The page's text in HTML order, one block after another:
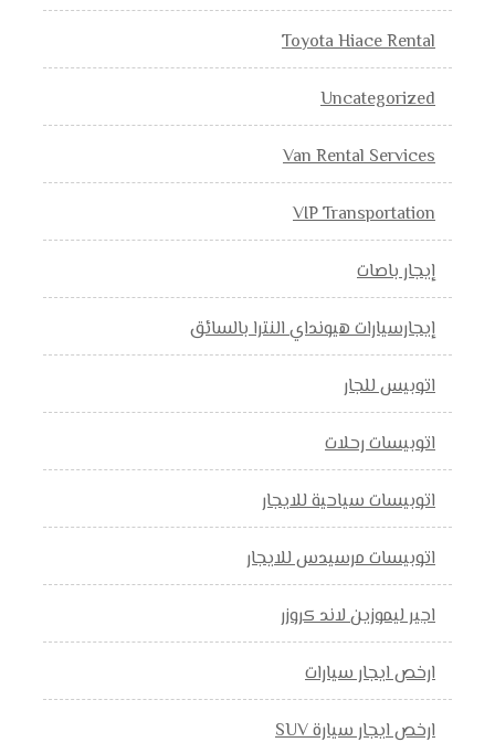
Toyota Hiace Rental
Uncategorized
Van Rental Services
VIP Transportation
إيجار باصات
إيجارسيارات هيونداي النترا بالسائق
اتوبيس للجار
اتوبيسات رحلات
اتوبيسات سياحية للايجار
اتوبيسات مرسيدس للايجار
اجير ليموزين لاند كروزر
ارخص ايجار سيارات
ارخص ايجار سيارة SUV